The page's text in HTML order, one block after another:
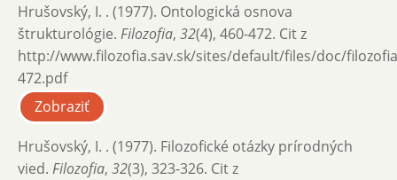
Hrušovský, I. . (1977). Ontologická osnova
štrukturológie. Filozofia, 32(4), 460-472. Cit z
http://www.filozofia.sav.sk/sites/default/files/doc/
472.pdf
Zobraziť
Hrušovský, I. . (1977). Filozofické otázky prírodných
vied. Filozofia, 32(3), 323-326. Cit z